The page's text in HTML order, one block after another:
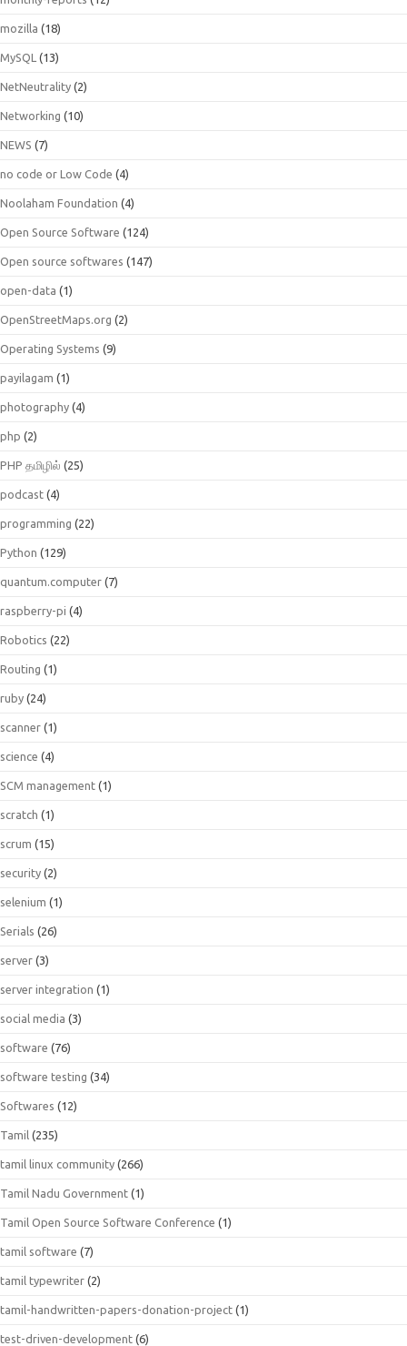
mozilla (18)
MySQL (13)
NetNeutrality (2)
Networking (10)
NEWS (7)
no code or Low Code (4)
Noolaham Foundation (4)
Open Source Software (124)
Open source softwares (147)
open-data (1)
OpenStreetMaps.org (2)
Operating Systems (9)
payilagam (1)
photography (4)
php (2)
PHP தமிழில் (25)
podcast (4)
programming (22)
Python (129)
quantum.computer (7)
raspberry-pi (4)
Robotics (22)
Routing (1)
ruby (24)
scanner (1)
science (4)
SCM management (1)
scratch (1)
scrum (15)
security (2)
selenium (1)
Serials (26)
server (3)
server integration (1)
social media (3)
software (76)
software testing (34)
Softwares (12)
Tamil (235)
tamil linux community (266)
Tamil Nadu Government (1)
Tamil Open Source Software Conference (1)
tamil software (7)
tamil typewriter (2)
tamil-handwritten-papers-donation-project (1)
test-driven-development (6)